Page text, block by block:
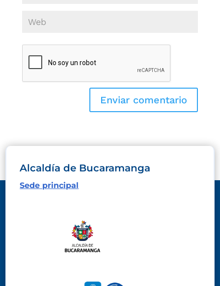
Alcaldía de Bucaramanga
Sede principal